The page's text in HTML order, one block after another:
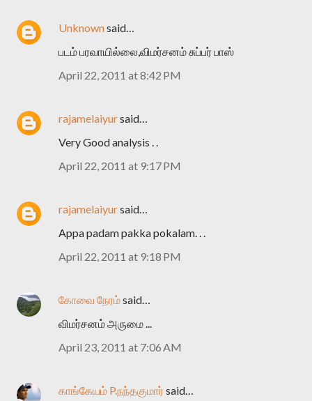
Unknownsaid…
படம் பரவாயில்லை,விமர்சனம் சுப்பர் பாஸ்
April 22, 2011 at 8:42 PM
rajamelaiyursaid…
Very Good analysis . .
April 22, 2011 at 9:17 PM
rajamelaiyursaid…
Appa padam pakka pokalam. . .
April 22, 2011 at 9:18 PM
கோவை நேரம்said…
விமர்சனம் அருமை ...
April 23, 2011 at 7:06 AM
காங்கேயம் P.நந்தகுமார்said…